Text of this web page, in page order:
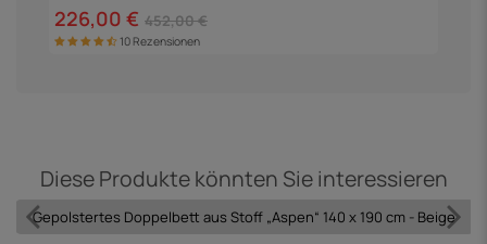
226,00 € 452,00 €
10 Rezensionen
Diese Produkte könnten Sie interessieren
Gepolstertes Doppelbett aus Stoff „Aspen“ 140 x 190 cm - Beige